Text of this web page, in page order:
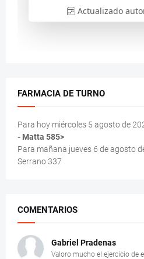
FARMACIA DE TURNO
Para hoy miércoles 5 agosto de
- Matta 585>
Para mañana jueves 6 de agosto
Serrano 337
COMENTARIOS
Gabriel Pradenas
Valoro mucho el ejercicio de